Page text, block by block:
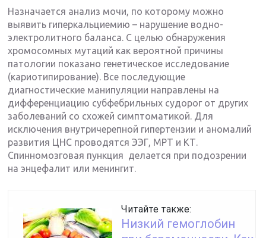
Назначается анализ мочи, по которому можно
выявить гиперкальциемию – нарушение водно-
электролитного баланса. С целью обнаружения
хромосомных мутаций как вероятной причины
патологии показано генетическое исследование
(кариотипирование). Все последующие
диагностические манипуляции направлены на
дифференциацию субфебрильных судорог от других
заболеваний со схожей симптоматикой. Для
исключения внутричерепной гипертензии и аномалий
развития ЦНС проводятся ЭЭГ, МРТ и КТ.
Спинномозговая пункция делается при подозрении
на энцефалит или менингит.
Читайте также:
Низкий гемоглобин